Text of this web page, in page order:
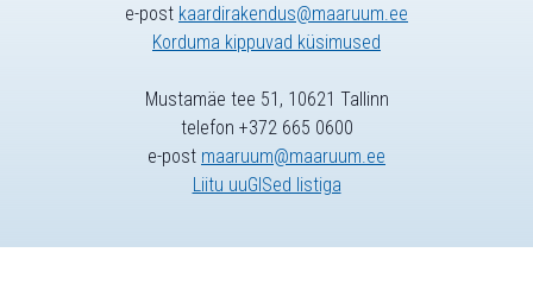
e-post kaardirakendus@maaruum.ee
Korduma kippuvad küsimused
Mustamäe tee 51, 10621 Tallinn
telefon +372 665 0600
e-post maaruum@maaruum.ee
Liitu uuGISed listiga